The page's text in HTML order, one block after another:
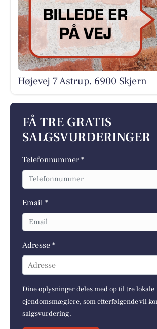
Højevej 7 Astrup, 6900 Skjern
FÅ TRE GRATIS
SALGSVURDERINGER
Telefonnummer *
Email *
Adresse *
Adresse
Dine oplysninger deles med op til tre lokale
ejendomsmæglere, som efterfølgende vil
salgsvurdering.